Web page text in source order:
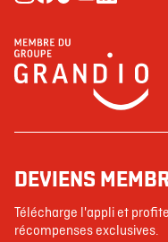
DEVIENS
Télécharge l'appli et
récompenses exclusives.